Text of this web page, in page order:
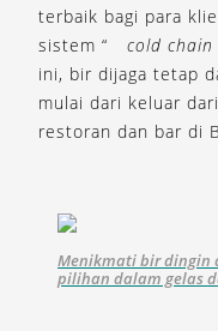
terbaik bagi para
sistem “
cold chain
ini, bir dijaga tetap
mulai dari keluar dari
restoran dan bar di
Menikmati bir dingin
pilihan dalam gelas